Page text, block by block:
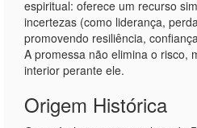
espiritual: oferece um recurso
incertezas (como liderança,
promovendo resiliência,
A promessa não elimina o risco,
interior perante ele.
Origem Histórica